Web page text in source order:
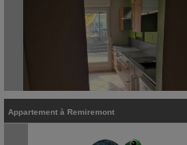
Appartement à Remiremont